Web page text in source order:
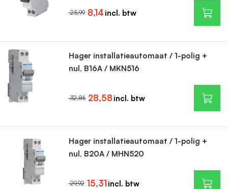
8,14
25,99
Hager installatieautomaat / 1-polig +
nul, B16A / MKN516
28,58
32,86
Hager installatieautomaat / 1-polig +
nul, B20A / MHN520
15,31
29,92